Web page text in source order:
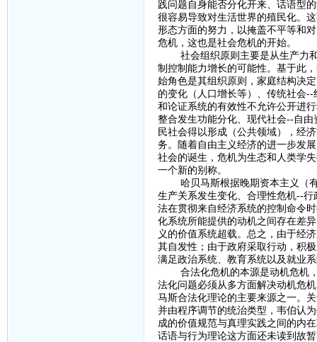
践问题自身能否分化开来、话语型
很容易导致对生活世界的殖民化。
形态方面的努力，以掩盖不平等和
危机，这也是社会危机的开始。
社会组织原则主要是从生产力和
制控制能力增长的可能性。基于此
始角色是其组织原则，家庭结构决
的变化（人口增长等）、传统社会
和论证系统的有效性不允许公开进
整合发生功能分化、现代社会--自
民社会得以形成（公共领域），经
务。随着自由主义经济的进一步发
社会的诞生，危机为生态和人类学
一个新的别称。
哈贝马斯根据晚期资本主义（有
生产关系发生变化、合理性危机--
法在贯彻来自经济系统的控制命令
化系统所能提供的动机之间存在差
义的价值系统超载。总之，由于经
其自发性；由于政府采取行动，积
满足政治系统、教育系统以及就业
合法化危机的本源是动机危机，
法化问题必须从多方面解决动机危
马斯合法化理论的主要来源之一。
并由程序调节的统治类型，韦伯认
成的价值规范与真理实践之间的内
话语与行为理论这方面还未读到故